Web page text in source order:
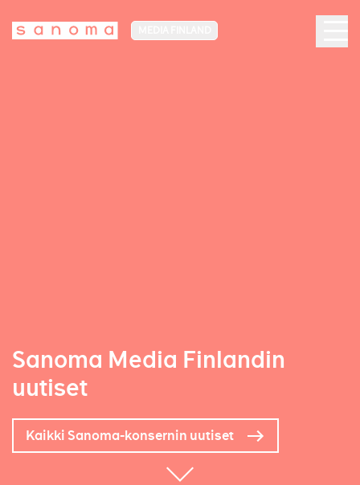
Sanoma Media Finlandin
uutiset
Kaikki Sanoma-konsernin uutiset